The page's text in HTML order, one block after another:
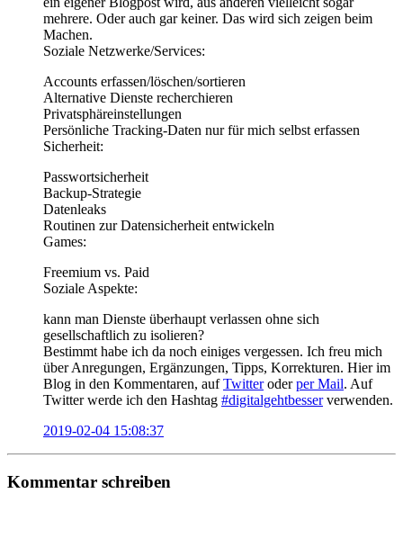
mehrere. Oder auch gar keiner. Das wird sich zeigen beim
Machen.
Soziale Netzwerke/Services:
Accounts erfassen/löschen/sortieren
Alternative Dienste recherchieren
Privatsphäreinstellungen
Persönliche Tracking-Daten nur für mich selbst erfassen
Sicherheit:
Passwortsicherheit
Backup-Strategie
Datenleaks
Routinen zur Datensicherheit entwickeln
Games:
Freemium vs. Paid
Soziale Aspekte:
kann man Dienste überhaupt verlassen ohne sich
gesellschaftlich zu isolieren?
Bestimmt habe ich da noch einiges vergessen. Ich freu mich
über Anregungen, Ergänzungen, Tipps, Korrekturen. Hier im
Blog in den Kommentaren, aufTwitteroderper Mail. Auf
Twitter werde ich den Hashtag #digitalgehtbesserverwenden.
2019-02-04 15:08:37
Kommentar schreiben